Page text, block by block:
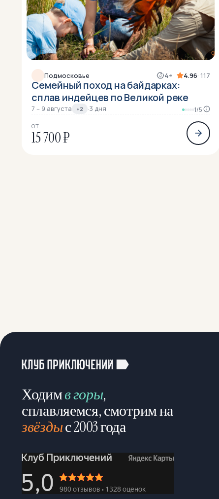
Подмосковье 4+ 4.96· 117
Семейный поход на байдарках:
сплав индейцев по Великой реке
7 – 9 августа +2 ·3 дня 1/5
ОТ
15 700 ₽
Ходимв горы,
сплавляемся, смотрим на
звёздыс 2003 года